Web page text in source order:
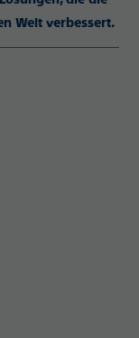
Welt verbessert.